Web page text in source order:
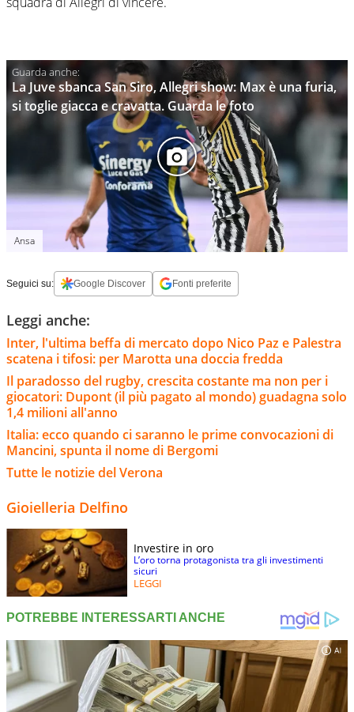
La Juve sbanca San Siro, Allegri show: Max è una furia,
si toglie giacca e cravatta. Guarda le foto
Ansa
Seguici su: Google Discover Fonti preferite
Leggi anche:
Inter, l'ultima beffa di mercato dopo Nico Paz e Palestra
scatena i tifosi: per Marotta una doccia fredda
Il paradosso del rugby, crescita costante ma non per i
giocatori: Dupont (il più pagato al mondo) guadagna solo
1,4 milioni all'anno
Italia: ecco quando ci saranno le prime convocazioni di
Mancini, spunta il nome di Bergomi
Tutte le notizie del Verona
Gioielleria Delfino
Investire in oro
L’oro torna protagonista tra gli investimenti
sicuri
LEGGI